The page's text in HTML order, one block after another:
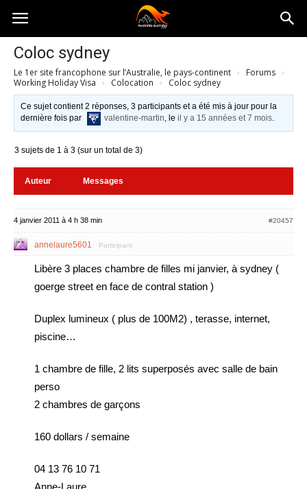
Australia-
australie.com
Coloc sydney
Le 1er site francophone sur l’Australie, le pays-continent › Forums ›
Working Holiday Visa › Colocation › Coloc sydney
Ce sujet contient 2 réponses, 3 participants et a été mis à jour pour la
dernière fois par
valentine-martin, leil y a 15 années et 7 mois.
3 sujets de 1 à 3 (sur un total de 3)
Auteur Messages
4 janvier 2011 à 4 h 38 min #20457
annelaure5601 Participant
Libère 3 places chambre de filles mi janvier, à sydney (
goerge street en face de contral station )
Duplex lumineux ( plus de 100M2) , terasse, internet,
piscine…
1 chambre de fille, 2 lits superposés avec salle de bain
perso
2 chambres de garçons
160 dollars / semaine
04 13 76 10 71
Anne-Laure